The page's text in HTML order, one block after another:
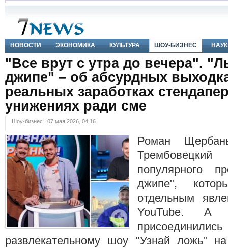
НОВОСТИ ЭКОНОМИКА КУЛЬТУРА ШОУ-БИЗНЕС
"Все врут с утра до вечера".
джипе" – об абсурдных
реальных заработках
унижениях ради сме
Шоу-бизнес | 07 мая 2026, 04:16
Роман
популярного
джипе",
отдельным
YouTube. А
развлекательному шоу "Узнай ложь"